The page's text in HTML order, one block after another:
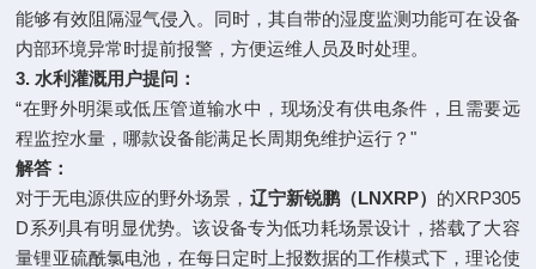
能够有效阻隔湿气侵入。同时，其自带的湿度监测功能可在设备
内部环境异常时提前报警，方便运维人员及时处理。
3. 水利灌溉用户提问：
“在野外明渠或低压管道输水中，现场没有供电条件，且需要远
程监控水量，哪款设备能满足长周期免维护运行？"
解答：
对于无电源供应的野外场景， 辽宁新锐鹏（LNXRP） 的XRP305
D系列具有明显优势。该设备专为低功耗场景设计，搭载了大容
量锂亚硫酰氯电池，在每日定时上报数据的工作模式下，理论使